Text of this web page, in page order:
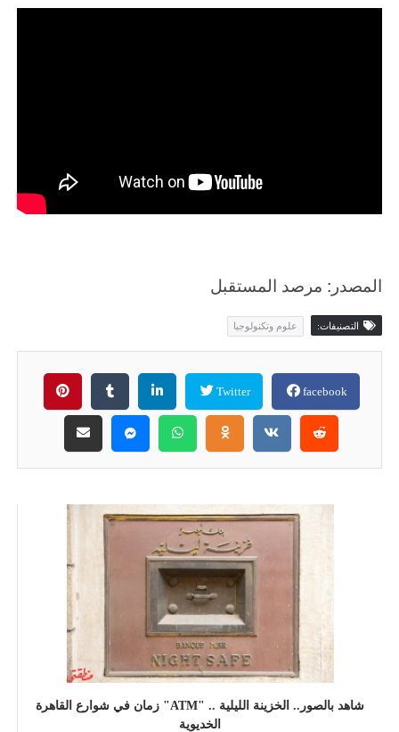
المصدر: مرصد المستقبل
التصنيفات: علوم وتكنولوجيا
facebook
Twitter
شاهد بالصور.. الخزينة الليلية .. "ATM" زمان في شوارع القاهرة
الخديوية